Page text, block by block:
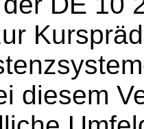
diesem